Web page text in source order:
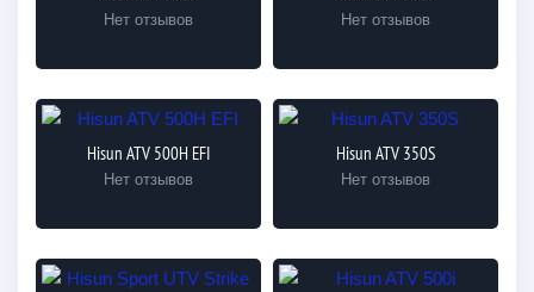
Нет отзывов Нет отзывов
Hisun ATV 500H EFI
Нет отзывов
Hisun ATV 350S
Нет отзывов